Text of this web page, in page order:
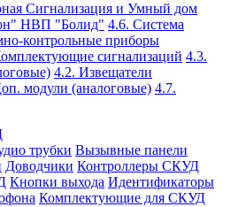
Сигнализация и Умный дом
НВП "Болид" 4.6. Система
контрольные приборы
сигнализаций 4.3.
4.2. Извещатели
модули (аналоговые) 4.7.
трубки Вызывные панели
Доводчики Контроллеры СКУД
Кнопки выхода Идентификаторы
Комплектующие для СКУД